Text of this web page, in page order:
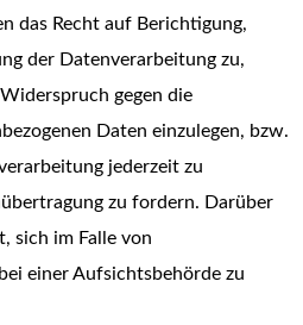
das Recht auf Berichtigung,
der Datenverarbeitung zu,
gegen die
Daten einzulegen, bzw.
jederzeit zu
zu fordern. Darüber
sich im Falle von
einer Aufsichtsbehörde zu